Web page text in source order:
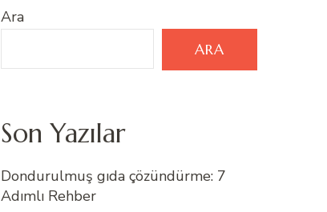
Ara
ARA
Son Yazılar
Dondurulmuş gıda çözündürme: 7
Adımlı Rehber